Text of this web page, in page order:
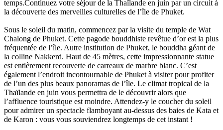
temps.Continuez votre séjour de la Thaïlande en juin par un circuit à
la découverte des merveilles culturelles de l’île de Phuket.
Sous le soleil du matin, commencez par la visite du temple de Wat
Chalong de Phuket. Cette pagode bouddhiste revêtue d’or est la plus
fréquentée de l’île. Autre institution de Phuket, le bouddha géant de
la colline Nakkerd. Haut de 45 mètres, cette impressionnante statue
est entièrement recouverte de carreaux de marbre blanc. C’est
également l’endroit incontournable de Phuket à visiter pour profiter
de l’un des plus beaux panoramas de l’île. Le climat tropical de la
Thaïlande en juin vous permettra de le découvrir alors que
l’affluence touristique est moindre. Attendez-y le coucher du soleil
pour admirer un spectacle flamboyant au-dessus des baies de Kata et
de Karon : vous vous souviendrez longtemps de cet instant !